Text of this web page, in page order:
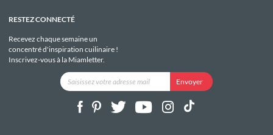
RESTEZ CONNECTÉ
Recevez chaque semaine un
concentré d'inspiration cuilinaire !
Inscrivez-vous à la Miamletter.